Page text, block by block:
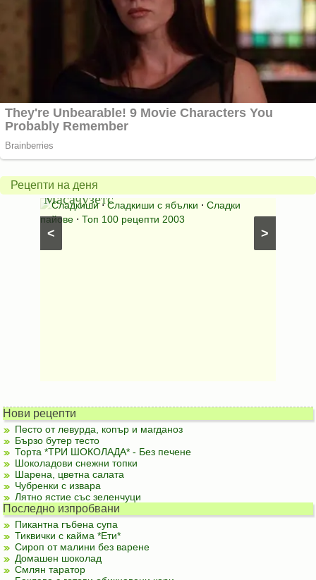
Рецепти на деня
>
<
Американски
ябълков
пай
от
Масачузетс
Сладкиши⋅Сладкиши с ябълки ⋅ Сладки
пайове ⋅ Топ 100 рецепти 2003
питка
на
мама
Нови рецепти
Песто от левурда, копър и магданоз
Бързо бутер тесто
Торта *ТРИ ШОКОЛАДА* - Без печене
Шоколадови снежни топки
Шарена, цветна салата
Чубренки с извара
Лятно ястие със зеленчуци
Последно изпробвани
Пикантна гъбена супа
Тиквички с кайма *Ети*
Сироп от малини без варене
Домашен шоколад
Смлян таратор